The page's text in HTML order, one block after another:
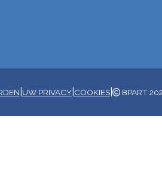
UW PRIVACY| COOKIES| BPART